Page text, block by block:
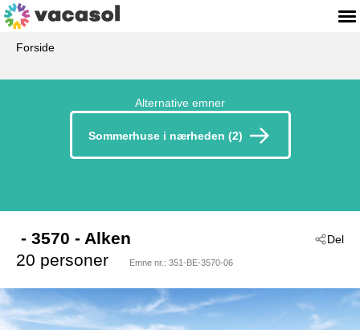
Forside
Alternative emner
Sommerhuse i nærheden (2)
Del
- 3570 - Alken
20 personer
Emne nr.: 351-BE-3570-06